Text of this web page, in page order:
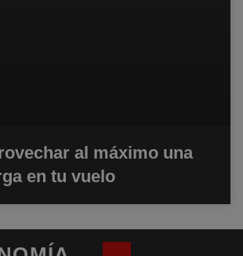
al máximo una
en tu vuelo